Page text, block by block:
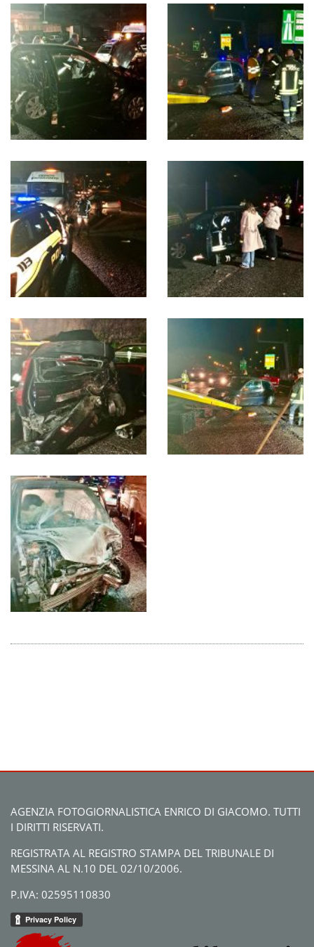
AGENZIA FOTOGIORNALISTICA ENRICO DI GIACOMO. TUTTI
I DIRITTI RISERVATI.
REGISTRATA AL REGISTRO STAMPA DEL TRIBUNALE DI
MESSINA AL N.10 DEL 02/10/2006.
P.IVA: 02595110830